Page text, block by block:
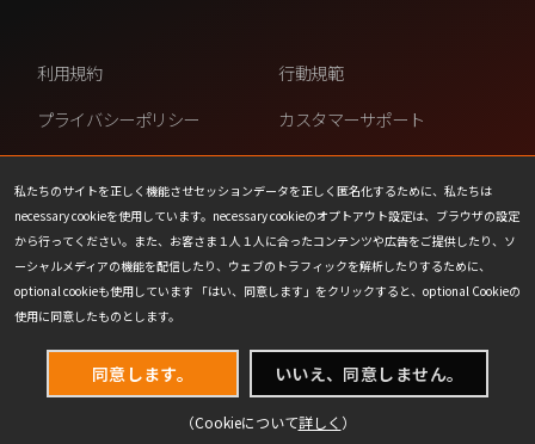
私たちのサイトを正しく機能させセッションデータを正しく匿名化するために、私たちは
necessary cookieを使用しています。necessary cookieのオプトアウト設定は、ブラウザの設定
から行ってください。また、お客さま１人１人に合ったコンテンツや広告をご提供したり、ソ
ーシャルメディアの機能を配信したり、ウェブのトラフィックを解析したりするために、
optional cookieも使用しています 「はい、同意します」をクリックすると、optional Cookieの
使用に同意したものとします。
同意します。 いいえ、同意しません。
（Cookieについて詳しく ）
利用規約
行動規範
プライバシーポリシー
カスタマーサポート
ファンコンテンツ・ポリシー
個人情報の販売や共有を許可し
ない
COOKIE
プレスリリース
会社情報
お問い合わせ